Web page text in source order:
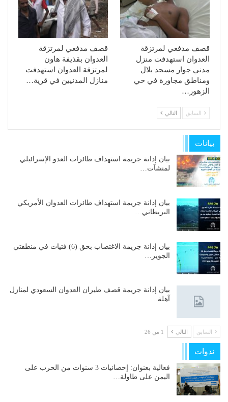
قصف مدفعي لمرتزقة
العدوان استهدفت منزل
مدني جوار مسجد بلال
ومناطق مجاورة في حي
الزهور…
قصف مدفعي لمرتزقة
العدوان بقذيفة هاون
لمرتزقة العدوان استهدفت
منازل المدنيين في قرية…
السابق التالي
بيانات
بيان إدانة جريمة استهداف طائرات العدو الإسرائيلي
لمنشآت…
بيان إدانة جريمة استهداف طائرات العدوان الأمريكي
البريطاني…
بيان إدانة جريمة الاغتصاب بحق (6) فتيات في منطقتي
الجوير…
بيان إدانة جريمة قصف طيران العدوان السعودي لمنازل
آهلة…
السابق التالي 1 من 26
ندوات
فعالية بعنوان: إحصائيات 3 سنوات من الحرب على
اليمن على طاولة…